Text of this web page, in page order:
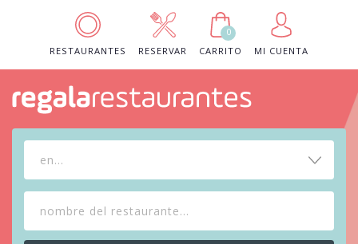
RESTAURANTES RESERVAR
0
CARRITO
MI CUENTA
en...